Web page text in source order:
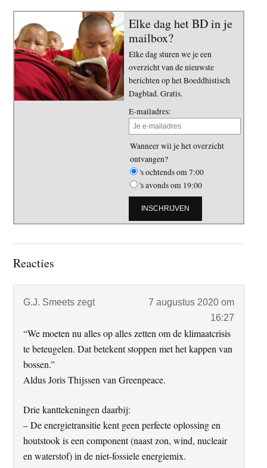
Elke dag het BD in je
mailbox?
Elke dag sturen we je een
overzicht van de nieuwste
berichten op het Boeddhistisch
Dagblad. Gratis.
E-mailadres:
Wanneer wil je het overzicht
ontvangen?
's ochtends om 7:00
's avonds om 19:00
Lees
Reacties
G.J. Smeets zegt
7 augustus 2020 om
16:27
“We moeten nu alles op alles zetten om de klimaatcrisis
te beteugelen. Dat betekent stoppen met het kappen van
bossen.”
Aldus Joris Thijssen van Greenpeace.
Drie kanttekeningen daarbij:
– De energietransitie kent geen perfecte oplossing en
houtstook is een component (naast zon, wind, nucleair
en waterstof) in de niet-fossiele energiemix.